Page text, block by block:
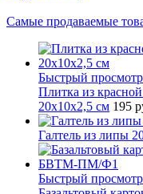
Самые продаваемые
Быстрый просмотр
Плитка из
20х10х2,5 см 195
Галтель из липы
Быстрый просмотр